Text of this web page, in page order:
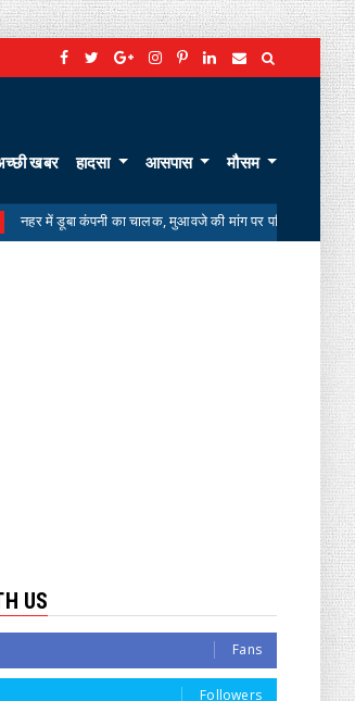
खबर हादसा आसपास मौसम
चालक, मुआवजे की मांग पर परिजनों का शव लेने से इनकार
US
Fans
Followers